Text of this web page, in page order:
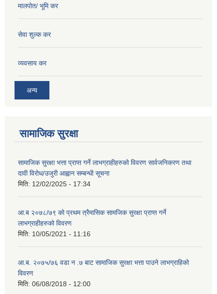
मालपोत/ भूमि कर
सेवा शुल्क कर
व्यवसाय कर
अन्य
सामाजिक सुरक्षा
सामाजिक सुरक्षा भत्ता प्राप्त गर्ने लाभग्राहीहरुको विवरण सार्वजनिकरण तथा
दावी विरोध/उजुरी आह्वान सम्बन्धी सूचना
मिति: 12/02/2025 - 17:34
आ.ब २०७८/७९ को प्रथम त्रैमासिक सामजिक सुरक्षा प्राप्त गर्ने
लाभग्राहीहरुको विवरण
मिति: 10/05/2021 - 11:16
आ.ब. २०७५/७६ वडा न .७ बाट सामाजिक सुरक्षा भत्ता पाउने लाभग्राहिको
विवरण
मिति: 06/08/2018 - 12:00